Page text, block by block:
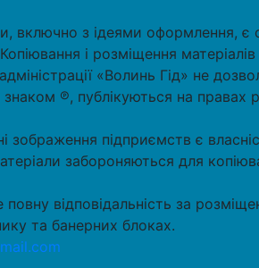
включно з ідеями оформлення, є
і розміщення
«Волинь Гід» не
знаком ℗, публікуються на правах
зображення підприємств є
забороняються для
відповідальність за
та банерних блоках.